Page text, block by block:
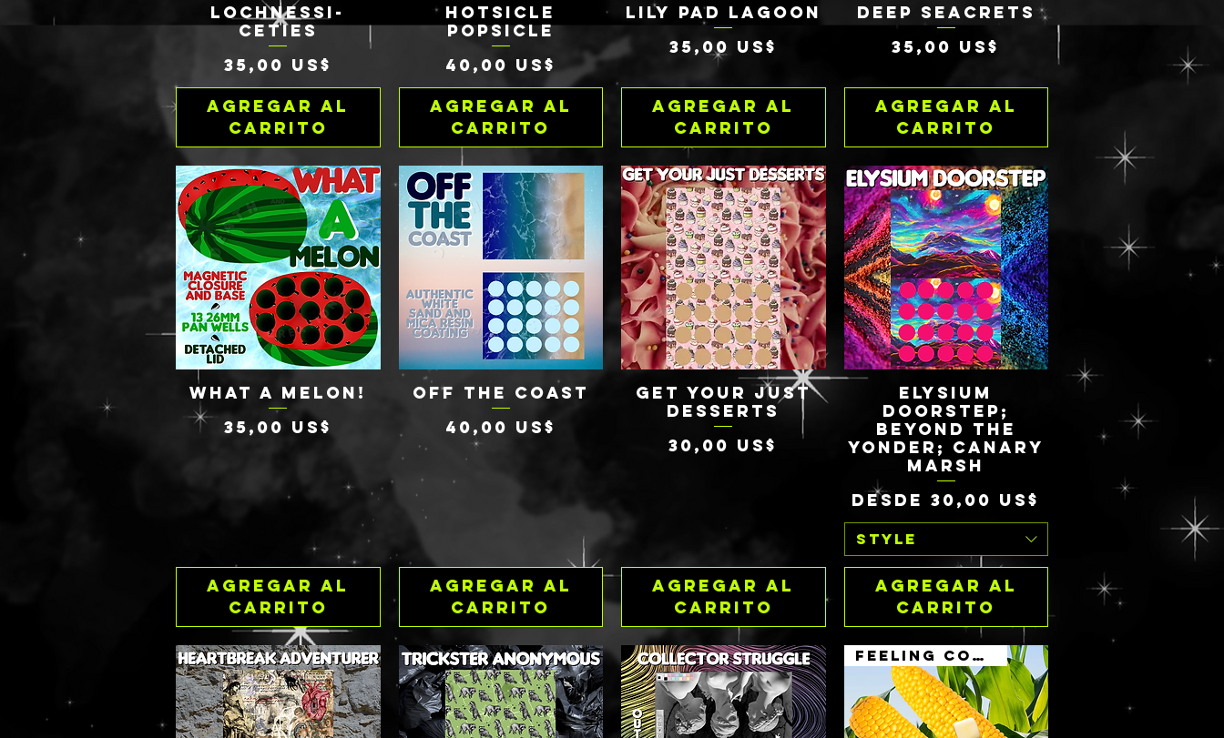
Vista rápida
LOCHNESSI-
CETIES
Precio
35,00 US$
Agregar al
carrito
Vista rápida
HOTSICLE
POPSICLE
Precio
40,00 US$
Agregar al
carrito
Vista rápida
LILY PAD LAGOON
Precio
35,00 US$
Agregar al
carrito
Vista rápida
DEEP SEACRETS
Precio
35,00 US$
Agregar al
carrito
Vista rápida
WHAT A MELON!
Precio
35,00 US$
Agregar al
carrito
Vista rápida
OFF THE COAST
Precio
40,00 US$
Agregar al
carrito
Vista rápida
GET YOUR JUST
DESSERTS
Precio
30,00 US$
Agregar al
carrito
Vista rápida
ELYSIUM
DOORSTEP;
BEYOND THE
YONDER; CANARY
MARSH
Desde30,00 US$
Precio de oferta
STYLE
Agregar al
carrito
feeling corny?